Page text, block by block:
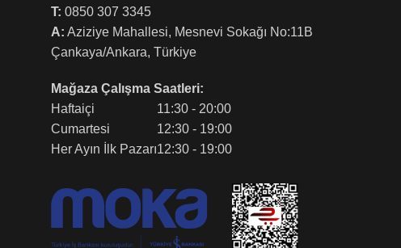
T: 0850 307 3345
A: Aziziye Mahallesi, Mesnevi Sokağı No:11B
Çankaya/Ankara, Türkiye
Mağaza Çalışma Saatleri:
Haftaiçi
Cumartesi
Her Ayın İlk Pazarı
11:30 - 20:00
12:30 - 19:00
12:30 - 19:00